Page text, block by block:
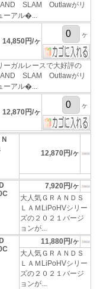
SLAM Outlawがリ
ーアル�...
14,850円/ヶ
ヶ
ーガルレースで大好評の
SLAM Outlawがリ
ーアル�...
12,870円/ヶ
ヶ
12,870円/ヶ
7,920円/ヶ
大人気ＧＲＡＮＤＳ
ＬＡＭLiPoHVシリー
ズの２０２１バージ
ョンが...
11,880円/ヶ
大人気ＧＲＡＮＤＳ
ＬＡＭLiPoHVシリー
ズの２０２１バージ
ョンが...